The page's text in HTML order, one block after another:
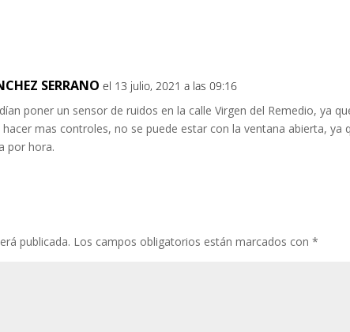
SERRANO el 13 julio, 2021 a las 09:16
poner un sensor de ruidos en la calle Virgen del Remedio, ya
mas controles, no se puede estar con la ventana abierta, ya
por hora.
publicada. Los campos obligatorios están marcados con *